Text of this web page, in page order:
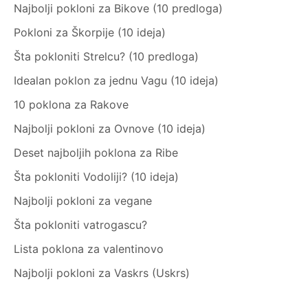
Najbolji pokloni za Bikove (10 predloga)
Pokloni za Škorpije (10 ideja)
Šta pokloniti Strelcu? (10 predloga)
Idealan poklon za jednu Vagu (10 ideja)
10 poklona za Rakove
Najbolji pokloni za Ovnove (10 ideja)
Deset najboljih poklona za Ribe
Šta pokloniti Vodoliji? (10 ideja)
Najbolji pokloni za vegane
Šta pokloniti vatrogascu?
Lista poklona za valentinovo
Najbolji pokloni za Vaskrs (Uskrs)